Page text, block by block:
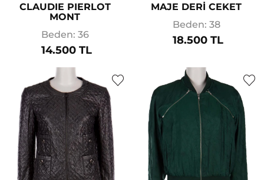
CLAUDIE PIERLOT
MONT
Beden: 36
14.500 TL
MAJE DERİ CEKET
Beden: 38
18.500 TL